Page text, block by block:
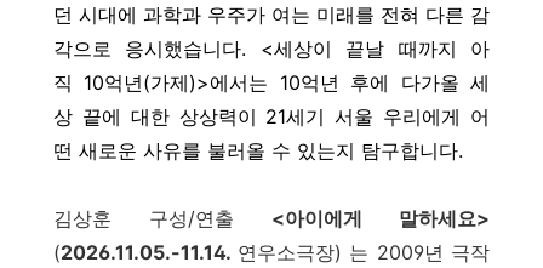
던 시대에 과학과 우주가 여는 미래를 전혀 다른 감
각으로 응시했습니다. <세상이 끝날 때까지 아
직 10억년(가제)>에서는 10억년 후에 다가올 세
상 끝에 대한 상상력이 21세기 서울 우리에게 어
떤 새로운 사유를 불러올 수 있는지 탐구합니다.
김상훈 구성/연출 <아이에게 말하세요>
(2026.11.05.-11.14. 연우소극장) 는 2009년 극작